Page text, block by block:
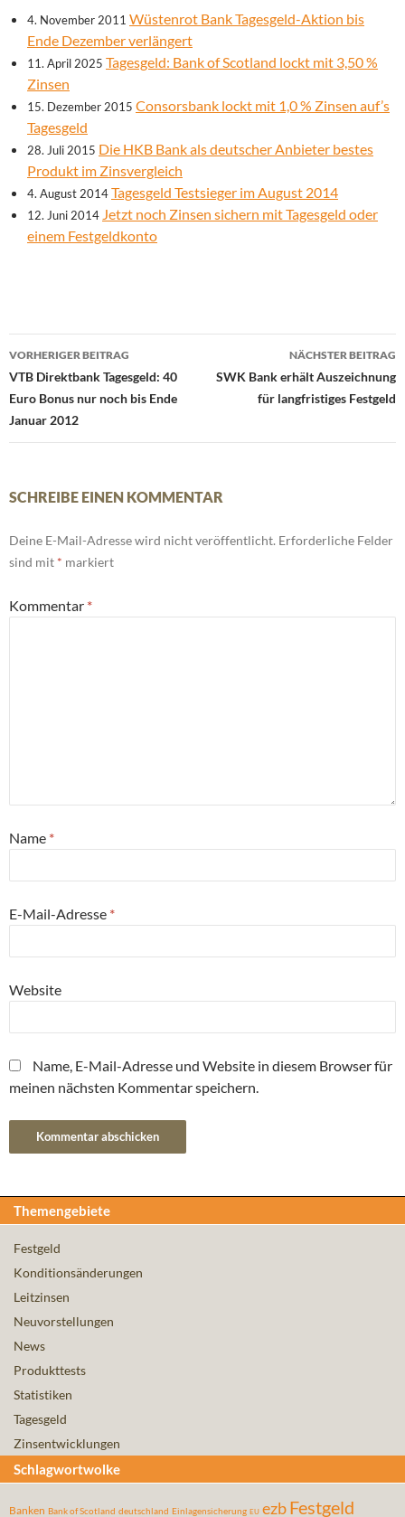
4. November 2011 Wüstenrot Bank Tagesgeld-Aktion bis
Ende Dezember verlängert
11. April 2025 Tagesgeld: Bank of Scotland lockt mit 3,50 %
Zinsen
15. Dezember 2015 Consorsbank lockt mit 1,0 % Zinsen auf’s
Tagesgeld
28. Juli 2015 Die HKB Bank als deutscher Anbieter bestes
Produkt im Zinsvergleich
4. August 2014Tagesgeld Testsieger im August 2014
12. Juni 2014 Jetzt noch Zinsen sichern mit Tagesgeld oder
einem Festgeldkonto
Beitrags-
Navigation
VORHERIGER BEITRAG
VTB Direktbank Tagesgeld: 40
Euro Bonus nur noch bis Ende
Januar 2012
NÄCHSTER BEITRAG
SWK Bank erhält Auszeichnung
für langfristiges Festgeld
SCHREIBE EINEN KOMMENTAR
Deine E-Mail-Adresse wird nicht veröffentlicht. Erforderliche Felder
sind mit * markiert
Kommentar *
Name *
E-Mail-Adresse *
Website
Name, E-Mail-Adresse und Website in diesem Browser für
meinen nächsten Kommentar speichern.
Themengebiete
Festgeld
Konditionsänderungen
Leitzinsen
Neuvorstellungen
News
Produkttests
Statistiken
Tagesgeld
Zinsentwicklungen
Schlagwortwolke
Banken Bank of Scotland deutschland Einlagensicherung EU ezbFestgeld